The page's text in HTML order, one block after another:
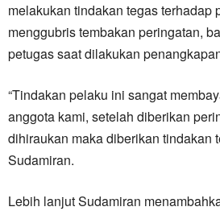
melakukan tindakan tegas terhadap
menggubris tembakan peringatan,
petugas saat dilakukan
“Tindakan pelaku ini sangat
anggota kami, setelah diberikan
dihiraukan maka diberikan tindakan
Sudamiran.
Lebih lanjut Sudamiran